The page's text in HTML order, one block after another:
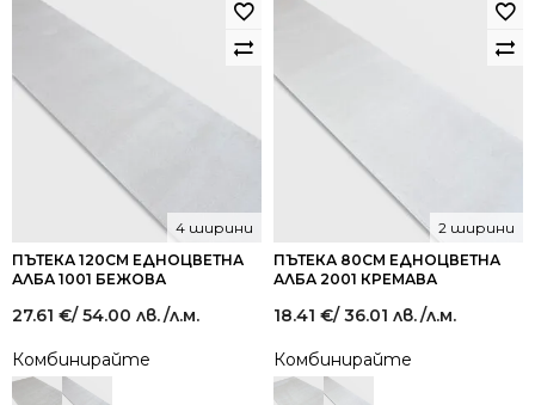
ПЪТЕКА 120СМ ЕДНОЦВЕТНА
АЛБА 1001 БЕЖОВА
4 ширини
27.61 €/ 54.00 лв./л.м.
Комбинирайте
ПЪТЕКА 80СМ ЕДНОЦВЕТНА
АЛБА 2001 КРЕМАВА
2 ширини
18.41 €/ 36.01 лв./л.м.
Комбинирайте